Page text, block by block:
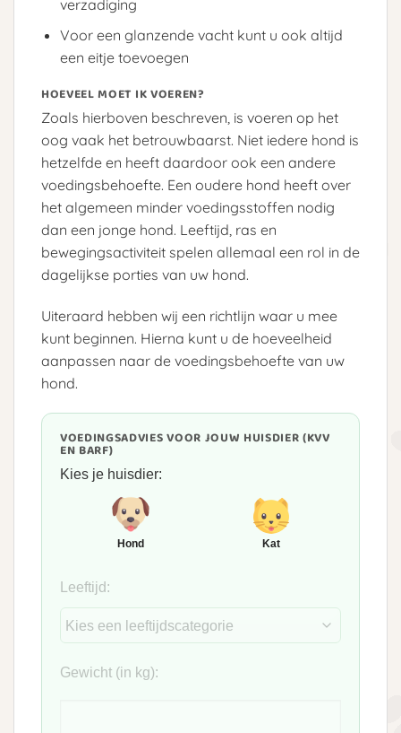
verzadiging
Voor een glanzende vacht kunt u ook altijd
een eitje toevoegen
HOEVEEL MOET IK VOEREN?
Zoals hierboven beschreven, is voeren op het
oog vaak het betrouwbaarst. Niet iedere hond is
hetzelfde en heeft daardoor ook een andere
voedingsbehoefte. Een oudere hond heeft over
het algemeen minder voedingsstoffen nodig
dan een jonge hond. Leeftijd, ras en
bewegingsactiviteit spelen allemaal een rol in de
dagelijkse porties van uw hond.
Uiteraard hebben wij een richtlijn waar u mee
kunt beginnen. Hierna kunt u de hoeveelheid
aanpassen naar de voedingsbehoefte van uw
hond.
VOEDINGSADVIES VOOR JOUW HUISDIER (KVV
EN BARF)
Kies je huisdier:
Hond Kat
Leeftijd:
Gewicht (in kg):